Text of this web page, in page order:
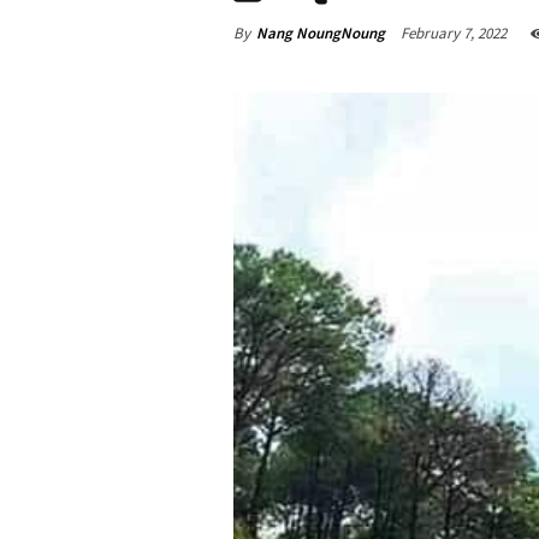
By Nang NoungNoung February 7, 2022